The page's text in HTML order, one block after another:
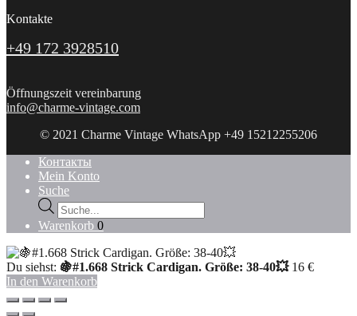
Kontakte
+49 172 3928510
Öffnungszeit vereinbarung
info@charme-vintage.com
© 2021 Charme Vintage WhatsApp +49 15212255206
Контакты
Mein Konto
Suche
Products
search
Warenkorb 0
Du siehst: 🍇#1.668 Strick Cardigan. Größe: 38-40💥 16 €
In den Warenkorb